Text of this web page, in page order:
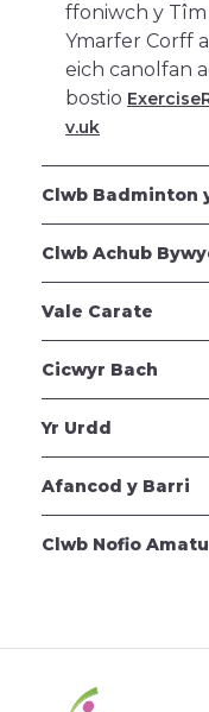
ffoniwch y
Ymarfer Corff
eich canolfan
bostio
v.uk
Clwb Badminton
Clwb Achub
Vale Carate
Cicwyr Bach
Yr Urdd
Afancod y Barri
Clwb Nofio